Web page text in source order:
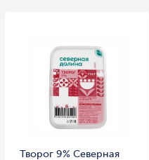
Творог 9% Северная